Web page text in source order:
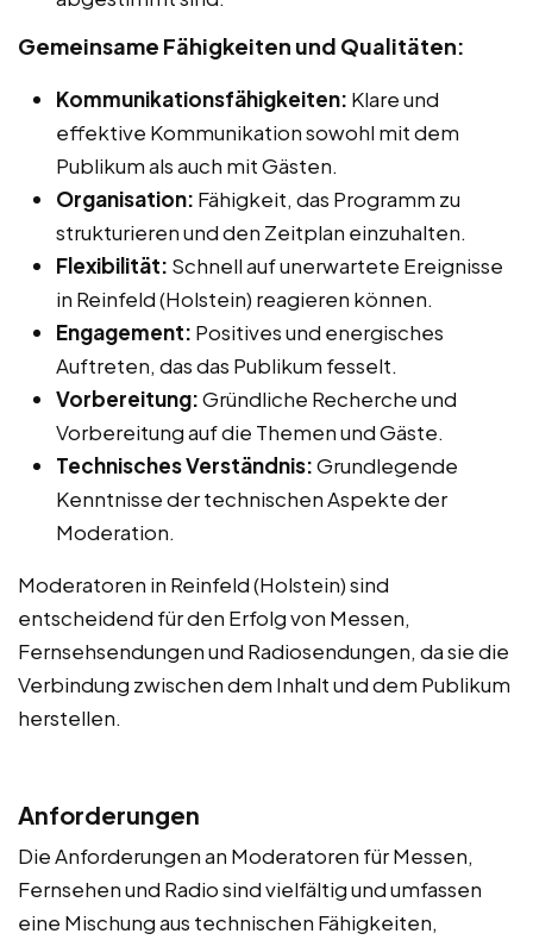
Gemeinsame Fähigkeiten und Qualitäten:
Kommunikationsfähigkeiten: Klare und
effektive Kommunikation sowohl mit dem
Publikum als auch mit Gästen.
Organisation: Fähigkeit, das Programm zu
strukturieren und den Zeitplan einzuhalten.
Flexibilität: Schnell auf unerwartete Ereignisse
in Reinfeld (Holstein) reagieren können.
Engagement: Positives und energisches
Auftreten, das das Publikum fesselt.
Vorbereitung:Gründliche Recherche und
Vorbereitung auf die Themen und Gäste.
Technisches Verständnis:Grundlegende
Kenntnisse der technischen Aspekte der
Moderation.
Moderatoren in Reinfeld (Holstein) sind
entscheidend für den Erfolg von Messen,
Fernsehsendungen und Radiosendungen, da sie die
Verbindung zwischen dem Inhalt und dem Publikum
herstellen.
Anforderungen
Die Anforderungen an Moderatoren für Messen,
Fernsehen und Radio sind vielfältig und umfassen
eine Mischung aus technischen Fähigkeiten,